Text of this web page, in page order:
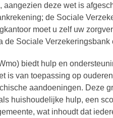
deze wet is
de Sociale
moet u zelf uw
de Sociale
biedt hulp en
is van toepassing op
aandoeningen. Deze
huishoudelijke hulp, een
wat inhoudt dat